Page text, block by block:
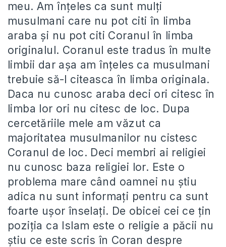
meu. Am înţeles ca sunt mulţi
musulmani care nu pot citi în limba
araba şi nu pot citi Coranul în limba
originalul. Coranul este tradus în multe
limbii dar aşa am înţeles ca musulmani
trebuie să-l citeasca în limba originala.
Daca nu cunosc araba deci ori citesc în
limba lor ori nu citesc de loc. Dupa
cercetăriile mele am văzut ca
majoritatea musulmanilor nu cistesc
Coranul de loc. Deci membri ai religiei
nu cunosc baza religiei lor. Este o
problema mare când oamnei nu ştiu
adica nu sunt informaţi pentru ca sunt
foarte uşor înselaţi. De obicei cei ce ţin
poziţia ca Islam este o religie a păcii nu
ştiu ce este scris în Coran despre